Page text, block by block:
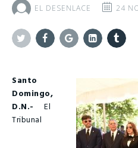
EL DESENLACE 24
Santo
Domingo,
D.N.-
El
Tribunal